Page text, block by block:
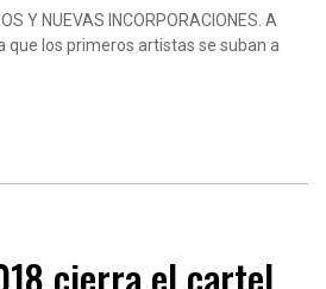
Y NUEVAS INCORPORACIONES. A
que los primeros artistas se suban a
cierra el cartel